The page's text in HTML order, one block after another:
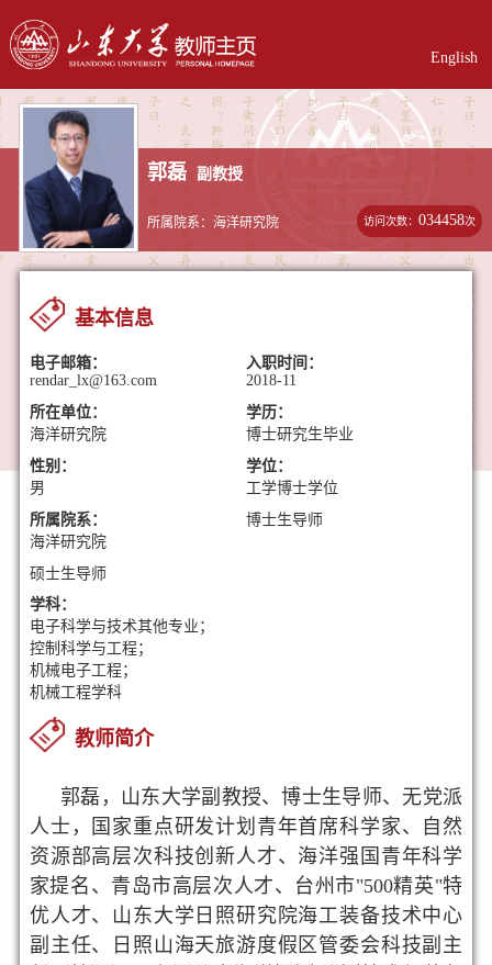
English
郭磊 副教授
所属院系：海洋研究院 访问次数：034458次
基本信息
电子邮箱：
rendar_lx@163.com
入职时间：
2018-11
所在单位：
海洋研究院
学历：
博士研究生毕业
性别：
男
学位：
工学博士学位
所属院系：
海洋研究院
博士生导师
硕士生导师
学科：
电子科学与技术其他专业；
控制科学与工程；
机械电子工程；
机械工程学科
教师简介
郭磊，山东大学副教授、博士生导师、无党派
人士，国家重点研发计划青年首席科学家、自然
资源部高层次科技创新人才、海洋强国青年科学
家提名、青岛市高层次人才、台州市"500精英"特
优人才、山东大学日照研究院海工装备技术中心
副主任、日照山海天旅游度假区管委会科技副主